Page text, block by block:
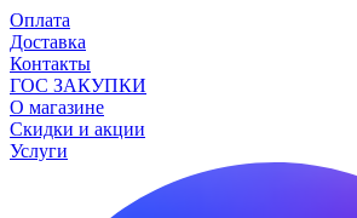
Оплата
Доставка
Контакты
ГОС ЗАКУПКИ
О магазине
Скидки и акции
Услуги